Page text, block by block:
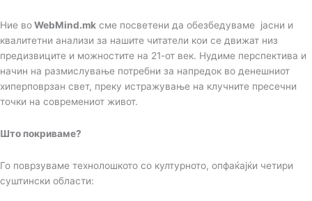
Ние воWebMind.mk сме посветени да обезбедуваме јасни и
квалитетни анализи за нашите читатели кои се движат низ
предизвиците и можностите на 21-от век. Нудиме перспектива и
начин на размислување потребни за напредок во денешниот
хиперповрзан свет, преку истражување на клучните пресечни
точки на современиот живот.
Што покриваме?
Го поврзуваме технолошкото со културното, опфаќајќи четири
суштински области: